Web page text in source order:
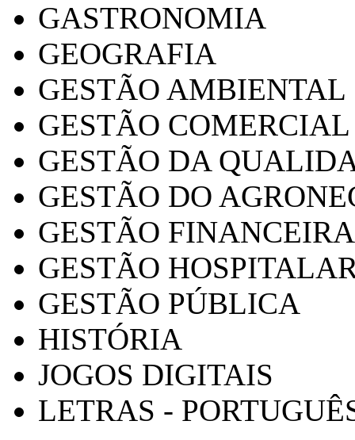
GASTRONOMIA
GEOGRAFIA
GESTÃO AMBIENTAL
GESTÃO COMERCIAL
GESTÃO DA
GESTÃO DO
GESTÃO FINANCEIRA
GESTÃO
GESTÃO PÚBLICA
HISTÓRIA
JOGOS DIGITAIS
LETRAS -